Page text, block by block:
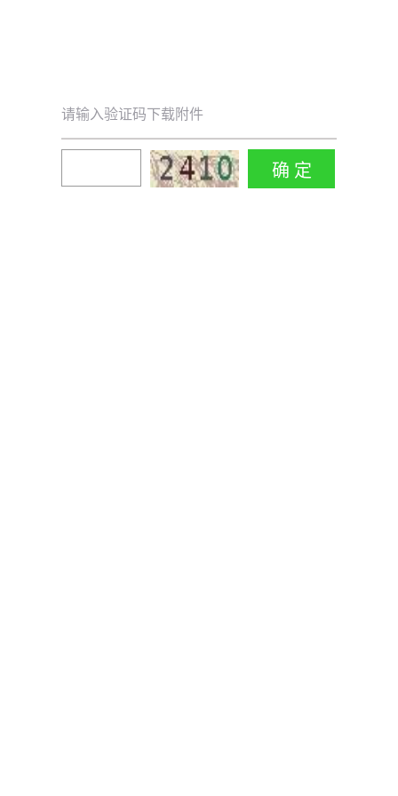
请输入验证码下载附件